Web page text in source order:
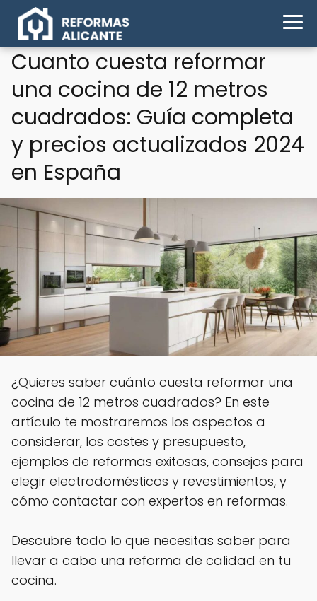
Cuanto cuesta reformar
una cocina de 12 metros
cuadrados: Guía completa
y precios actualizados 2024
en España
¿Quieres saber cuánto cuesta reformar una
cocina de 12 metros cuadrados? En este
artículo te mostraremos los aspectos a
considerar, los costes y presupuesto,
ejemplos de reformas exitosas, consejos para
elegir electrodomésticos y revestimientos, y
cómo contactar con expertos en reformas.
Descubre todo lo que necesitas saber para
llevar a cabo una reforma de calidad en tu
cocina.